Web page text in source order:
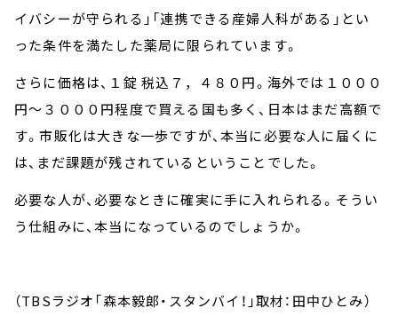
イバシーが守られる」「連携できる産婦人科がある」とい
った条件を満たした薬局に限られています。
さらに価格は、１錠 税込７，４８０円。海外では１０００
円～３０００円程度で買える国も多く、日本はまだ高額で
す。市販化は大きな一歩ですが、本当に必要な人に届くに
は、まだ課題が残されているということでした。
必要な人が、必要なときに確実に手に入れられる。そうい
う仕組みに、本当になっているのでしょうか。
（TBSラジオ「森本毅郎・スタンバイ！」取材：田中ひとみ）